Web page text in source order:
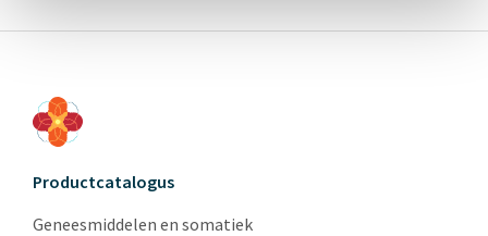
Productcatalogus
Geneesmiddelen en somatiek